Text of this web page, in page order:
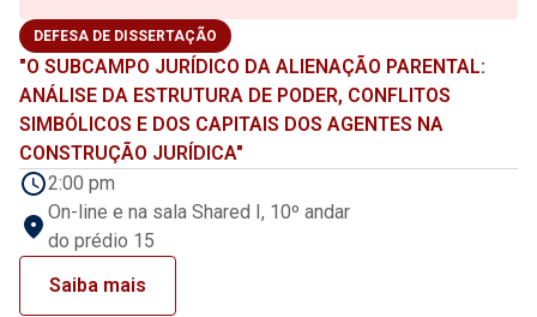
DEFESA DE DISSERTAÇÃO
"O SUBCAMPO JURÍDICO DA ALIENAÇÃO PARENTAL:
ANÁLISE DA ESTRUTURA DE PODER, CONFLITOS
SIMBÓLICOS E DOS CAPITAIS DOS AGENTES NA
CONSTRUÇÃO JURÍDICA"
2:00 pm
On-line e na sala Shared I, 10º andar
do prédio 15
Saiba mais